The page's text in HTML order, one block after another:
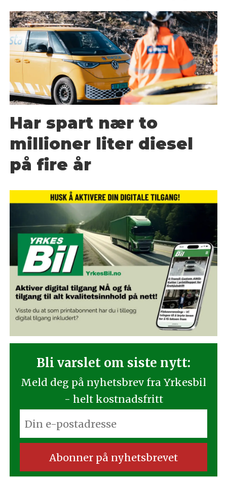
Har spart nær to
millioner liter diesel
på fire år
Bli varslet om siste nytt:
Meld deg på nyhetsbrev fra Yrkesbil
- helt kostnadsfritt